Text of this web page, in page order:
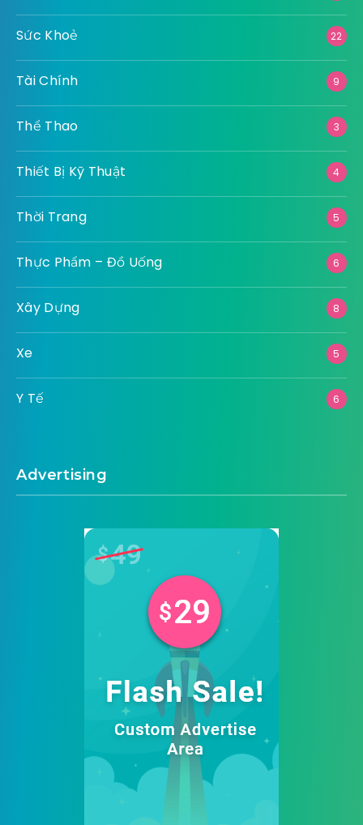
Sức Khoẻ 22
Tài Chính 9
Thể Thao 3
Thiết Bị Kỹ Thuật 4
Thời Trang 5
Thực Phẩm – Đồ Uống 6
Xây Dựng 8
Xe 5
Y Tế 6
Advertising